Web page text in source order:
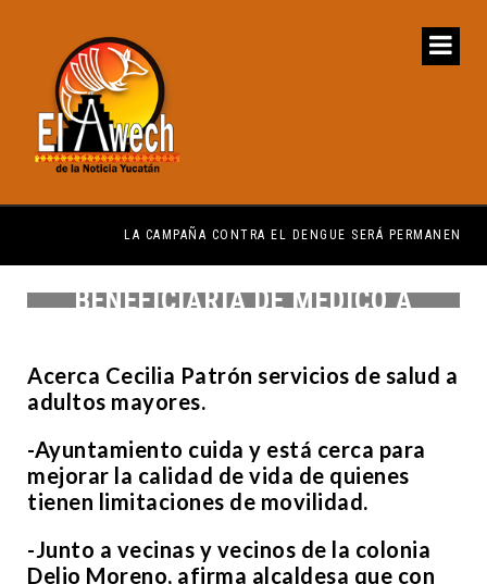
LA CAMPAÑA CONTRA EL DENGUE SERÁ PERMANENTE Y ORDENADA
CECI PATRÓN VISITA A
BENEFICIARIA DE MÉDICO A
Acerca Cecilia Patrón servicios de salud a
adultos mayores.
-Ayuntamiento cuida y está cerca para
mejorar la calidad de vida de quienes
tienen limitaciones de movilidad.
-Junto a vecinas y vecinos de la colonia
Delio Moreno, afirma alcaldesa que con